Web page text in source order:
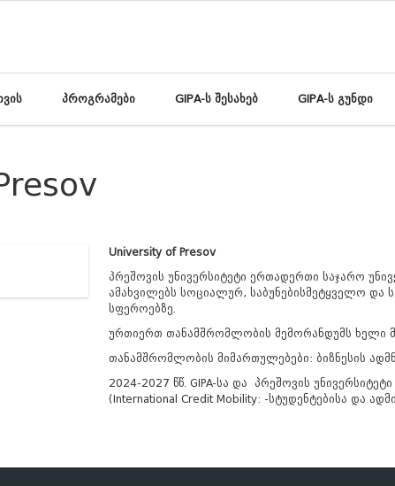
პროგრამები GIPA-ს შესახებ GIPA-ს გუნდი
University of Presov
პრეშოვის უნივერსიტეტი ერთადერთი საჯარო
ამახვილებს სოციალურ, საბუნებისმეტყველო და
სფეროებზე.
ურთიერთ თანამშრომლობის მემორანდუმს ხელი
თანამშრომლობის მიმართულებები: ბიზნესის
2024-2027 წწ. GIPA-სა და პრეშოვის
(International Credit Mobility: -სტუდენტებისა და